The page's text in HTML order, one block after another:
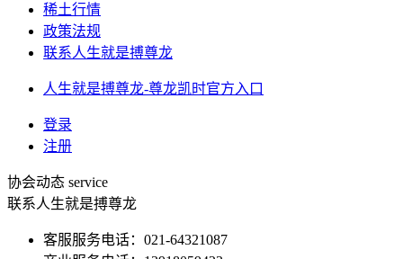
稀土行情
政策法规
联系人生就是搏尊龙
人生就是搏尊龙-尊龙凯时官方入口
登录
注册
协会动态 service
联系人生就是搏尊龙
客服服务电话：021-64321087